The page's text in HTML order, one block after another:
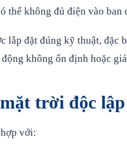
thể không đủ điện vào ban
lắp đặt đúng kỹ thuật,
không ổn định hoặc
trời độc
với: